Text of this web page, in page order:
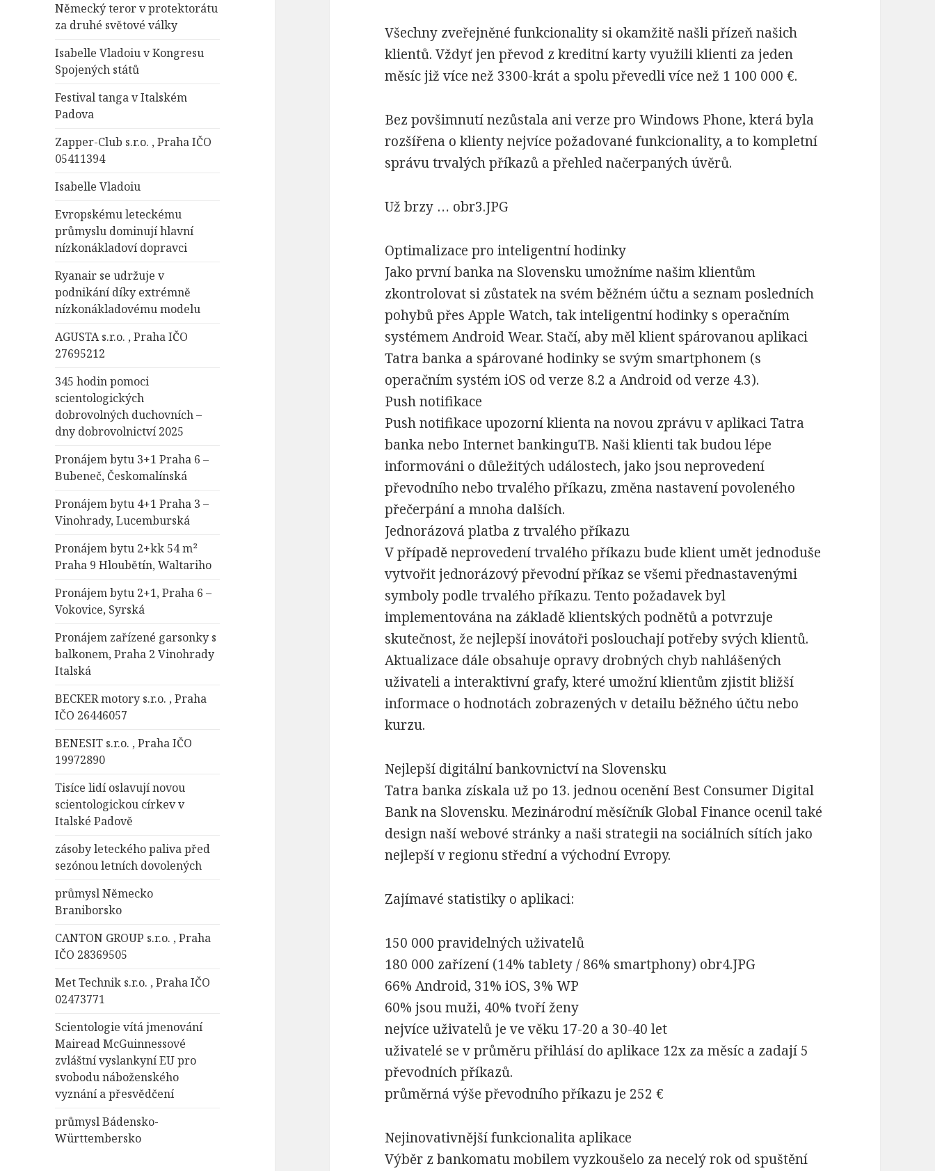
Německý teror v protektorátu
za druhé světové války
Isabelle Vladoiu v Kongresu
Spojených států
Festival tanga v Italském
Padova
Zapper-Club s.r.o. , Praha IČO
05411394
Isabelle Vladoiu
Evropskému leteckému
průmyslu dominují hlavní
nízkonákladoví dopravci
Ryanair se udržuje v
podnikání díky extrémně
nízkonákladovému modelu
AGUSTA s.r.o. , Praha IČO
27695212
345 hodin pomoci
scientologických
dobrovolných duchovních –
dny dobrovolnictví 2025
Pronájem bytu 3+1 Praha 6 –
Bubeneč, Českomalínská
Pronájem bytu 4+1 Praha 3 –
Vinohrady, Lucemburská
Pronájem bytu 2+kk 54 m²
Praha 9 Hloubětín, Waltariho
Pronájem bytu 2+1, Praha 6 –
Vokovice, Syrská
Pronájem zařízené garsonky s
balkonem, Praha 2 Vinohrady
Italská
BECKER motory s.r.o. , Praha
IČO 26446057
BENESIT s.r.o. , Praha IČO
19972890
Tisíce lidí oslavují novou
scientologickou církev v
Italské Padově
zásoby leteckého paliva před
sezónou letních dovolených
průmysl Německo
Braniborsko
CANTON GROUP s.r.o. , Praha
IČO 28369505
Met Technik s.r.o. , Praha IČO
02473771
Scientologie vítá jmenování
Mairead McGuinnessové
zvláštní vyslankyní EU pro
svobodu náboženského
vyznání a přesvědčení
průmysl Bádensko-
Württembersko
Všechny zveřejněné funkcionality si okamžitě našli přízeň našich
klientů. Vždyť jen převod z kreditní karty využili klienti za jeden
měsíc již více než 3300-krát a spolu převedli více než 1 100 000 €.
Bez povšimnutí nezůstala ani verze pro Windows Phone, která byla
rozšířena o klienty nejvíce požadované funkcionality, a to kompletní
správu trvalých příkazů a přehled načerpaných úvěrů.
Už brzy … obr3.JPG
Optimalizace pro inteligentní hodinky
Jako první banka na Slovensku umožníme našim klientům
zkontrolovat si zůstatek na svém běžném účtu a seznam posledních
pohybů přes Apple Watch, tak inteligentní hodinky s operačním
systémem Android Wear. Stačí, aby měl klient spárovanou aplikaci
Tatra banka a spárované hodinky se svým smartphonem (s
operačním systém iOS od verze 8.2 a Android od verze 4.3).
Push notifikace
Push notifikace upozorní klienta na novou zprávu v aplikaci Tatra
banka nebo Internet bankinguTB. Naši klienti tak budou lépe
informováni o důležitých událostech, jako jsou neprovedení
převodního nebo trvalého příkazu, změna nastavení povoleného
přečerpání a mnoha dalších.
Jednorázová platba z trvalého příkazu
V případě neprovedení trvalého příkazu bude klient umět jednoduše
vytvořit jednorázový převodní příkaz se všemi přednastavenými
symboly podle trvalého příkazu. Tento požadavek byl
implementována na základě klientských podnětů a potvrzuje
skutečnost, že nejlepší inovátoři poslouchají potřeby svých klientů.
Aktualizace dále obsahuje opravy drobných chyb nahlášených
uživateli a interaktivní grafy, které umožní klientům zjistit bližší
informace o hodnotách zobrazených v detailu běžného účtu nebo
kurzu.
Nejlepší digitální bankovnictví na Slovensku
Tatra banka získala už po 13. jednou ocenění Best Consumer Digital
Bank na Slovensku. Mezinárodní měsíčník Global Finance ocenil také
design naší webové stránky a naši strategii na sociálních sítích jako
nejlepší v regionu střední a východní Evropy.
Zajímavé statistiky o aplikaci:
150 000 pravidelných uživatelů
180 000 zařízení (14% tablety / 86% smartphony) obr4.JPG
66% Android, 31% iOS, 3% WP
60% jsou muži, 40% tvoří ženy
nejvíce uživatelů je ve věku 17-20 a 30-40 let
uživatelé se v průměru přihlásí do aplikace 12x za měsíc a zadají 5
převodních příkazů.
průměrná výše převodního příkazu je 252 €
Nejinovativnější funkcionalita aplikace
Výběr z bankomatu mobilem vyzkoušelo za necelý rok od spuštění